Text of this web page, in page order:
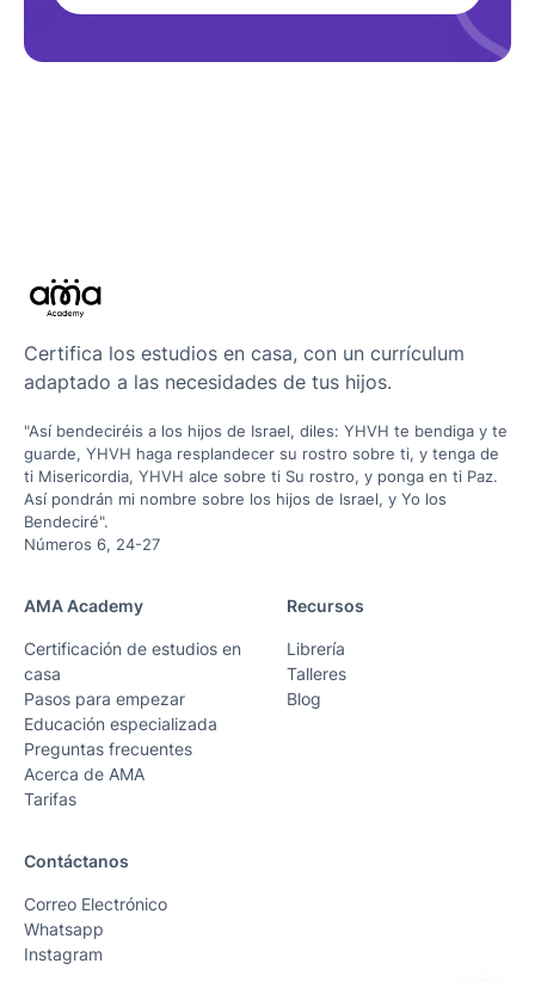
Certifica los estudios en casa, con un currículum
adaptado a las necesidades de tus hijos.
"Así bendeciréis a los hijos de Israel, diles: YHVH te bendiga y te
guarde, YHVH haga resplandecer su rostro sobre ti, y tenga de
ti Misericordia, YHVH alce sobre ti Su rostro, y ponga en ti Paz.
Así pondrán mi nombre sobre los hijos de Israel, y Yo los
Bendeciré".
Números 6, 24-27
AMA Academy
Certificación de estudios en
casa
Pasos para empezar
Educación especializada
Preguntas frecuentes
Acerca de AMA
Tarifas
Recursos
Librería
Talleres
Blog
Contáctanos
Correo Electrónico
Whatsapp
Instagram